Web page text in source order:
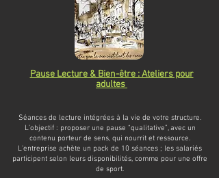
Pause Lecture & Bien-être : Ateliers pour
adultes
Séances de lecture intégrées à la vie de votre structure.
L’objectif : proposer une pause “qualitative”, avec un
contenu porteur de sens, qui nourrit et ressource.
L’entreprise achète un pack de 10 séances ; les salariés
participent selon leurs disponibilités, comme pour une offre
de sport.